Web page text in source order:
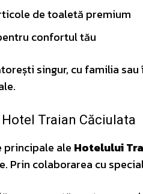
de toaletă premium
confortul tău
singur, cu familia
Traian Căciulata
principale ale Hotelului
Prin colaborarea cu